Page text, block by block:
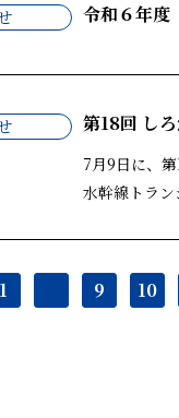
令和６年
第18回 し
7月9日に、
水幹線トラ
1 9 10